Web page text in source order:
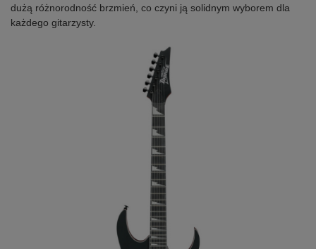
dużą różnorodność brzmień, co czyni ją solidnym wyborem dla
każdego gitarzysty.